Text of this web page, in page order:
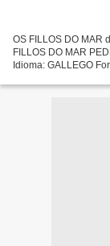
OS FILLOS DO MAR
FILLOS DO MAR
Idioma: GALLEGO